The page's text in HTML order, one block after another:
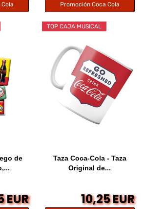
Promoción Coca Cola
de
EUR
TOP CAJA MUSICAL
Taza Coca-Cola - Taza
Original de...
10,25 EUR